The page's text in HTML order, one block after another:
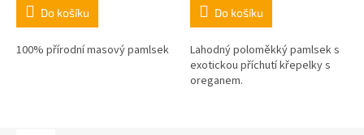
Do košíku
100% přírodní masový pamlsek
Do košíku
Lahodný poloměkký pamlsek s
exotickou příchutí křepelky s
oreganem.